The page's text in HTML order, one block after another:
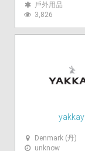
戶外用品
3,826
yakkay
Denmark (丹)
unknow